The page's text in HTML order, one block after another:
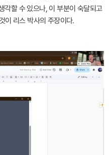
각할 수 있으나, 이 부분이 숙달되고
이 리스 박사의 주장이다.